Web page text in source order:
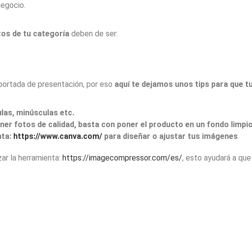
de tu categoría deben de ser:
de presentación, por eso aquí te dejamos unos tips para que
minúsculas etc.
fotos de calidad, basta con poner el producto en un fondo
https://www.canva.com/ para diseñar o ajustar tus imágenes
la herramienta: https://imagecompressor.com/es/, esto ayudará a